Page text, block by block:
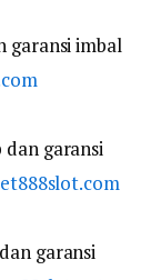
garansi imbal
garansi
garansi